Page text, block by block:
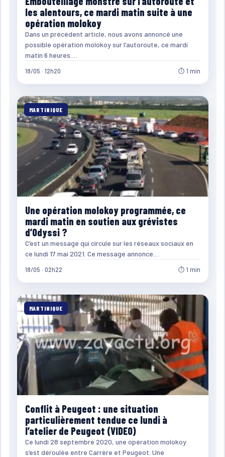
les alentours, ce mardi matin suite à une
opération molokoy
Dans un précédent article, nous avons annoncé une
possible opération molokoy sur l’autoroute, ce mardi
matin 6 heures.…
18/05 · 12h20 ⏱ 1 min
MARTINIQUE
Une opération molokoy programmée, ce
mardi matin en soutien aux grévistes
d’Odyssi ?
C’est un message qui circule sur les réseaux sociaux en
ce lundi 17 mai 2021. Ce message annonce…
18/05 · 02h22 ⏱ 1 min
MARTINIQUE
Conflit à Peugeot : une situation
particulièrement tendue ce lundi à
l’atelier de Peugeot (VIDEO)
Ce lundi 28 septembre 2020, une opération molokoy
s’est déroulée entre Carrère et Peugeot. Une